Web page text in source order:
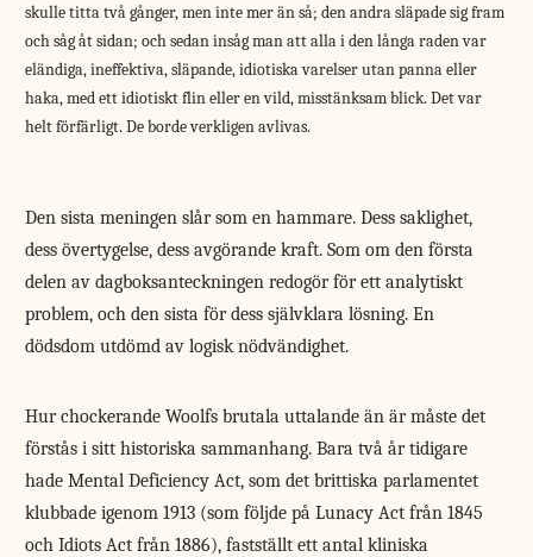
skulle titta två gånger, men inte mer än så; den andra släpade sig fram
och såg åt sidan; och sedan insåg man att alla i den långa raden var
eländiga, ineffektiva, släpande, idiotiska varelser utan panna eller
haka, med ett idiotiskt flin eller en vild, misstänksam blick. Det var
helt förfärligt. De borde verkligen avlivas.
Den sista meningen slår som en hammare. Dess saklighet,
dess övertygelse, dess avgörande kraft. Som om den första
delen av dagboksanteckningen redogör för ett analytiskt
problem, och den sista för dess självklara lösning. En
dödsdom utdömd av logisk nödvändighet.
Hur chockerande Woolfs brutala uttalande än är måste det
förstås i sitt historiska sammanhang. Bara två år tidigare
hade Mental Deficiency Act, som det brittiska parlamentet
klubbade igenom 1913 (som följde på Lunacy Act från 1845
och Idiots Act från 1886), fastställt ett antal kliniska